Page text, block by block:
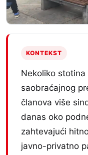
KONTEKST
Nekoliko
saobraćajnog
članova više
danas oko
zahtevajući
javno-privatno